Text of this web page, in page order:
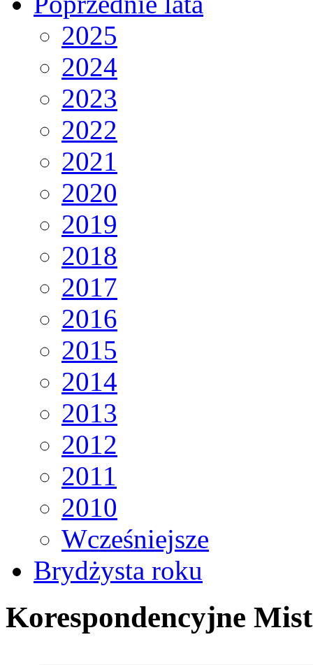
2025
2024
2023
2022
2021
2020
2019
2018
2017
2016
2015
2014
2013
2012
2011
2010
Wcześniejsze
Brydżysta roku
Korespondencyjne